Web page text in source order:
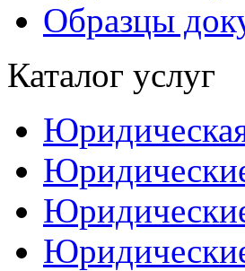
Образцы
Каталог услуг